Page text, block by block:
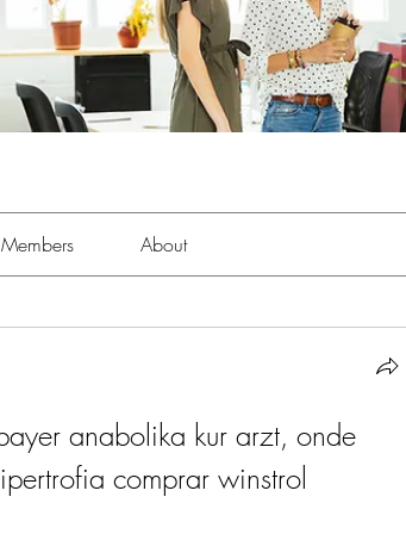
Members About
anabolika kur arzt, onde
comprar winstrol